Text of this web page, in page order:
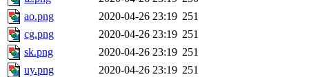
ao.png
2020-04-26 23:19 251
cg.png
2020-04-26 23:19 251
sk.png
2020-04-26 23:19 251
uy.png
2020-04-26 23:19 251